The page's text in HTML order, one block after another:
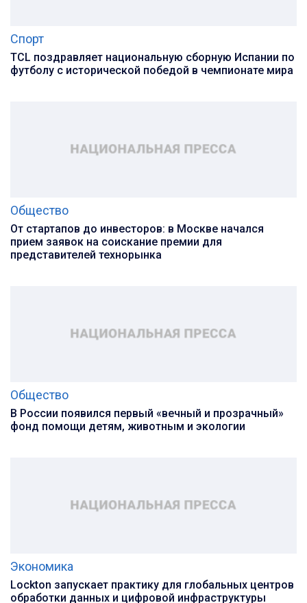
Спорт
TCL поздравляет национальную сборную Испании по
футболу с исторической победой в чемпионате мира
Общество
От стартапов до инвесторов: в Москве начался
прием заявок на соискание премии для
представителей технорынка
Общество
В России появился первый «вечный и прозрачный»
фонд помощи детям, животным и экологии
Экономика
Lockton запускает практику для глобальных центров
обработки данных и цифровой инфраструктуры